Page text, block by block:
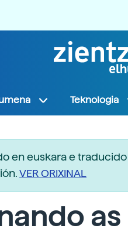
Teknologia
en euskara e
VER ORIXINAL